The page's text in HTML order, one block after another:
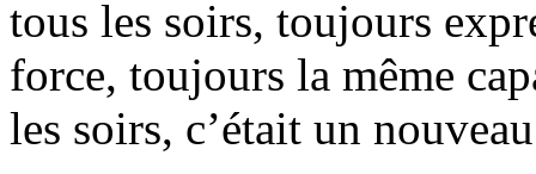
tous les soirs, toujours
force, toujours la même
les soirs, c’était un